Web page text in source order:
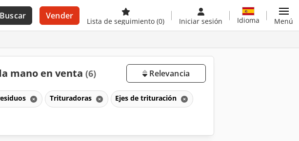
Buscar Vender
Lista de seguimiento (0) Iniciar sesión Idioma Menú
mano en venta (6) Relevancia
Trituradoras Ejes de trituración